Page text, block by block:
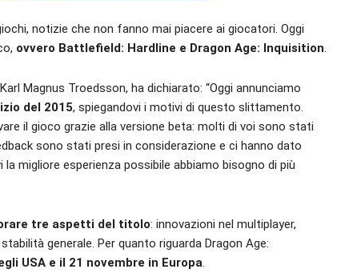
notizie che non fanno mai piacere ai giocatori. Oggi
ovvero Battlefield: Hardline e Dragon Age: Inquisition.
Magnus Troedsson, ha dichiarato: “Oggi annunciamo
del 2015, spiegandovi i motivi di questo slittamento.
il gioco grazie alla versione beta: molti di voi sono stati
sono stati presi in considerazione e ci hanno dato
migliore esperienza possibile abbiamo bisogno di più
tre aspetti del titolo: innovazioni nel multiplayer,
generale. Per quanto riguarda Dragon Age:
USA e il 21 novembre in Europa.